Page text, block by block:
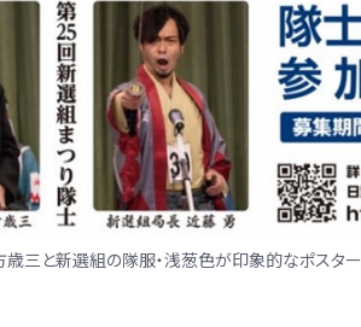
歳三と新選組の隊服・浅葱色が印象的なポスター